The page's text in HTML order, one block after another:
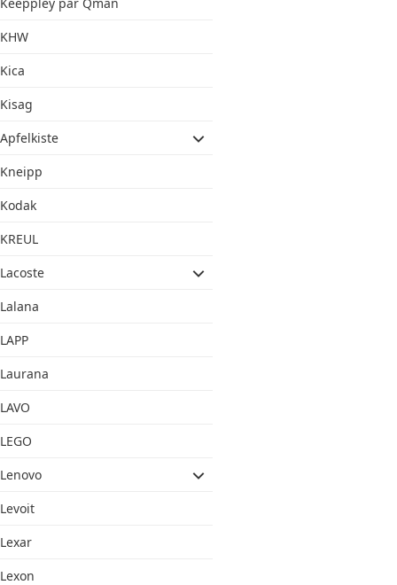
KHW
Kica
Kisag
Apfelkiste
Kneipp
Kodak
KREUL
Lacoste
Lalana
LAPP
Laurana
LAVO
LEGO
Lenovo
Levoit
Lexar
Lexon